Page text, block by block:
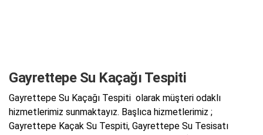
Gayrettepe Su Kaçağı Tespiti
Gayrettepe Su Kaçağı Tespiti olarak müşteri odaklı
hizmetlerimiz sunmaktayız. Başlıca hizmetlerimiz ;
Gayrettepe Kaçak Su Tespiti, Gayrettepe Su Tesisatı